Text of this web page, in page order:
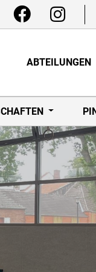
ABTEILUNGEN